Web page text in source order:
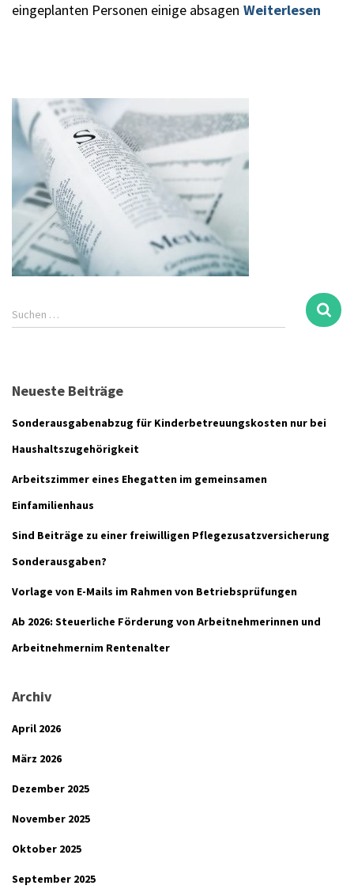
eingeplanten Personen einige absagen Weiterlesen
S
u
n
a
c
:
Suchen …
Neueste Beiträge
Sonderausgabenabzug für Kinderbetreuungskosten nur bei
Haushaltszugehörigkeit
Arbeitszimmer eines Ehegatten im gemeinsamen
Einfamilienhaus
Sind Beiträge zu einer freiwilligen Pflegezusatzversicherung
Sonderausgaben?
Vorlage von E-Mails im Rahmen von Betriebsprüfungen
Ab 2026: Steuerliche Förderung von Arbeitnehmerinnen und
Arbeitnehmernim Rentenalter
Archiv
April 2026
März 2026
Dezember 2025
November 2025
Oktober 2025
September 2025